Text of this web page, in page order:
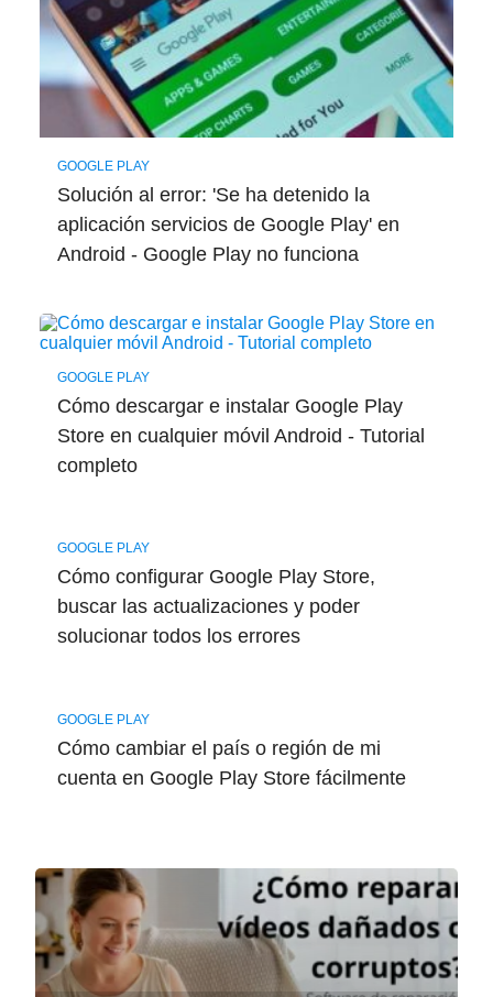
GOOGLE PLAY
Solución al error: 'Se ha detenido la
aplicación servicios de Google Play' en
Android - Google Play no funciona
GOOGLE PLAY
Cómo descargar e instalar Google Play
Store en cualquier móvil Android - Tutorial
completo
GOOGLE PLAY
Cómo configurar Google Play Store,
buscar las actualizaciones y poder
solucionar todos los errores
GOOGLE PLAY
Cómo cambiar el país o región de mi
cuenta en Google Play Store fácilmente